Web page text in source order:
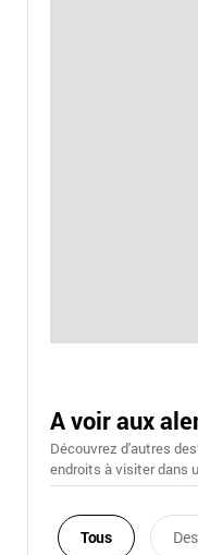
A voir aux
Découvrez d'autres
endroits à visiter dans
Tous